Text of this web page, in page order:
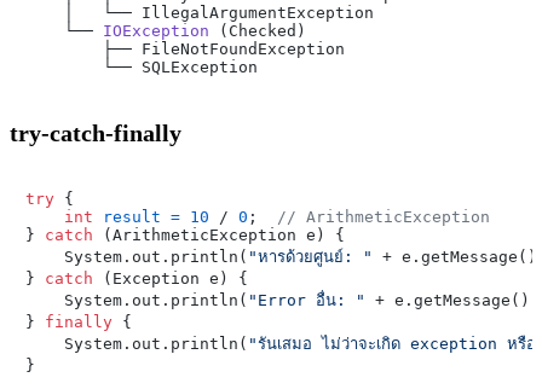
    │   └── IllegalArgumentException
    └──
IOException (Checked)
        ├── FileNotFoundException
try-catch-finally
try {
int
result = 10 / 0 ; // ArithmeticException
} catch (ArithmeticException e) {
    System.out.println(
"หารด้วยศูนย์: "
+
} catch (Exception e) {
    System.out.println(
"Error อื่น: "
+
} finally {
    System.out.println(
"รันเสมอ ไม่ว่าจะเกิด exception หรือ